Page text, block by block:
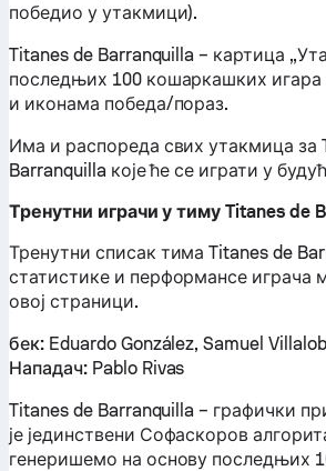
победио у утакмици).
Titanes de Barranquilla – картица
последњих 100 кошаркашких игара
и иконама победа/пораз.
Има и распореда свих утакмица за
Barranquilla које ће се играти у
Тренутни играчи у тиму Titanes de
Тренутни списак тима Titanes de
статистике и перформансе играча
овој страници.
бек:Eduardo González, Samuel
Нападач:Pablo Rivas
Titanes de Barranquilla – графички
је јединствени Софаскоров
генеришемо на основу последњих